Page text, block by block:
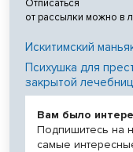
Отписаться
от рассылки можно в
Искитимский
Психушка для
закрытой
Вам было
Подпишитесь на
самые